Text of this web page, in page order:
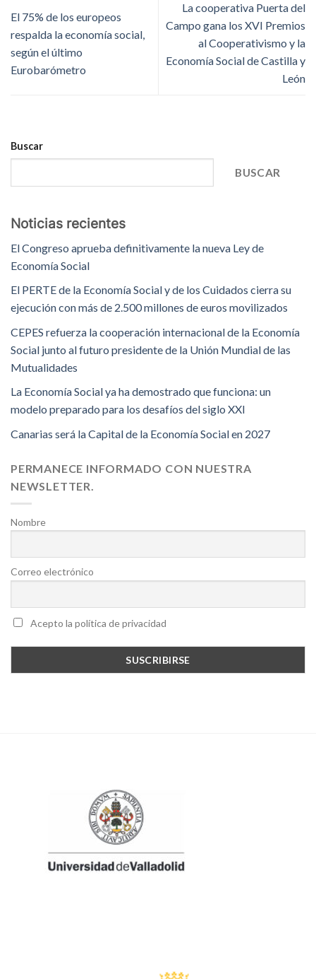
El 75% de los europeos
respalda la economía social,
según el último
Eurobarómetro
La cooperativa Puerta del
Campo gana los XVI Premios
al Cooperativismo y la
Economía Social de Castilla y
León
Buscar
BUSCAR
Noticias recientes
El Congreso aprueba definitivamente la nueva Ley de
Economía Social
El PERTE de la Economía Social y de los Cuidados cierra su
ejecución con más de 2.500 millones de euros movilizados
CEPES refuerza la cooperación internacional de la Economía
Social junto al futuro presidente de la Unión Mundial de las
Mutualidades
La Economía Social ya ha demostrado que funciona: un
modelo preparado para los desafíos del siglo XXI
Canarias será la Capital de la Economía Social en 2027
PERMANECE INFORMADO CON NUESTRA
NEWSLETTER.
Nombre
Correo electrónico
Acepto la política de privacidad